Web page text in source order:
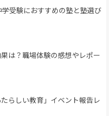
学受験におすすめの塾と塾選び
は？職場体験の感想やレポー
らしい教育」イベント報告レ